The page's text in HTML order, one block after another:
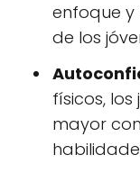
enfoque
de los
físicos,
mayor